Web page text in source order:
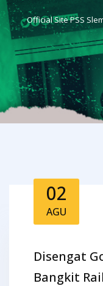
Official Site PSS
02
AGU
Disengat
Bangkit